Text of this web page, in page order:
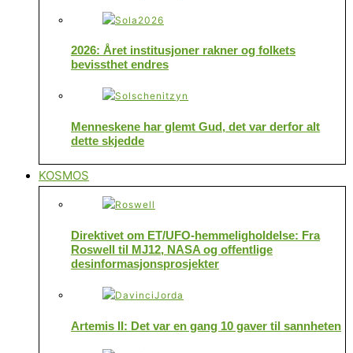
2026: Året institusjoner rakner og folkets
bevissthet endres
Menneskene har glemt Gud, det var derfor alt
dette skjedde
KOSMOS
Direktivet om ET/UFO-hemmeligholdelse: Fra
Roswell til MJ12, NASA og offentlige
desinformasjonsprosjekter
Artemis II: Det var en gang 10 gaver til sannheten